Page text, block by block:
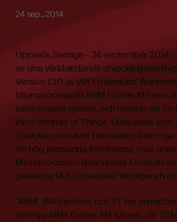
24 sep., 2014
Uppsala, Sverige – 24 september 2014
av sina världsledande
Version 7.30 av IAR Embedded
bitarsprocessorn ARM Cortex-M7 som
inom smarta system, och framför allt
inom Internet of Things. Utvecklare
utveckla produkter baserade på den
för hög prestanda kombinerat med
Microprocessor Benchmark
genererar IAR Embedded Workbench
”ARM, IAR Systems och ST har
den nya ARM Cortex-M7-kärnan, vår